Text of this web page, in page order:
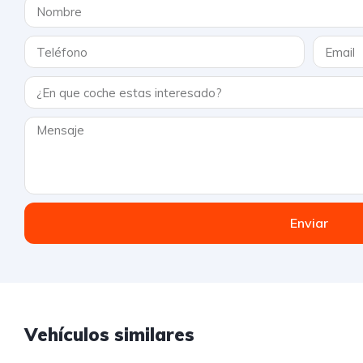
Enviar
Vehículos similares